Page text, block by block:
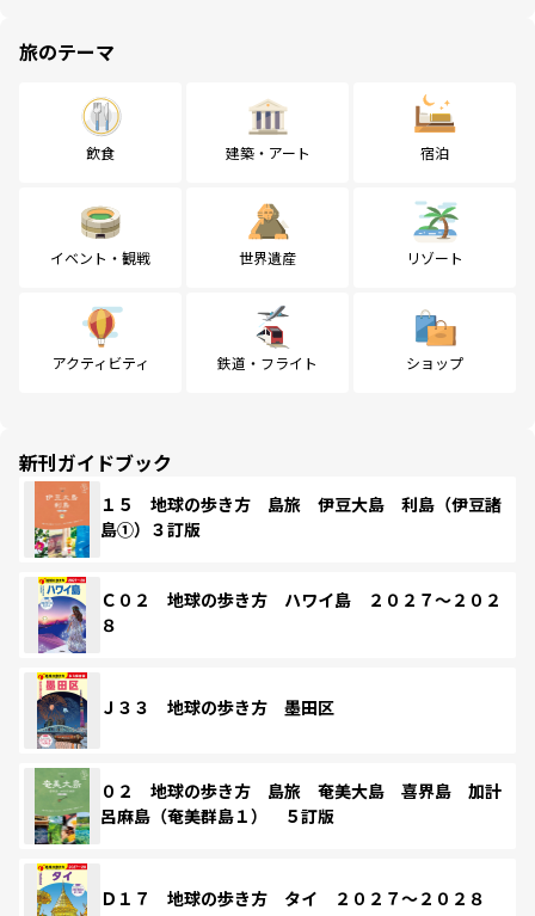
旅のテーマ
飲食 建築・アート 宿泊
イベント・観戦 世界遺産 リゾート
アクティビティ 鉄道・フライト ショップ
新刊ガイドブック
１５ 地球の歩き方 島旅 伊豆大島 利島（伊豆諸
島①）３訂版
Ｃ０２ 地球の歩き方 ハワイ島 ２０２７～２０２
８
Ｊ３３ 地球の歩き方 墨田区
０２ 地球の歩き方 島旅 奄美大島 喜界島 加計
呂麻島（奄美群島１） ５訂版
Ｄ１７ 地球の歩き方 タイ ２０２７～２０２８